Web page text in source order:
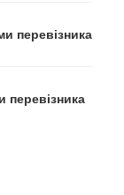
перевізника
перевізника